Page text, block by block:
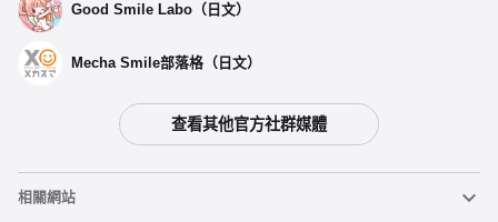
Good Smile Labo（日文）
Mecha Smile部落格（日文）
查看其他官方社群媒體
相關網站